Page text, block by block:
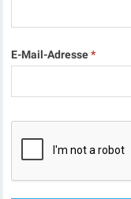
E-Mail-Adresse*